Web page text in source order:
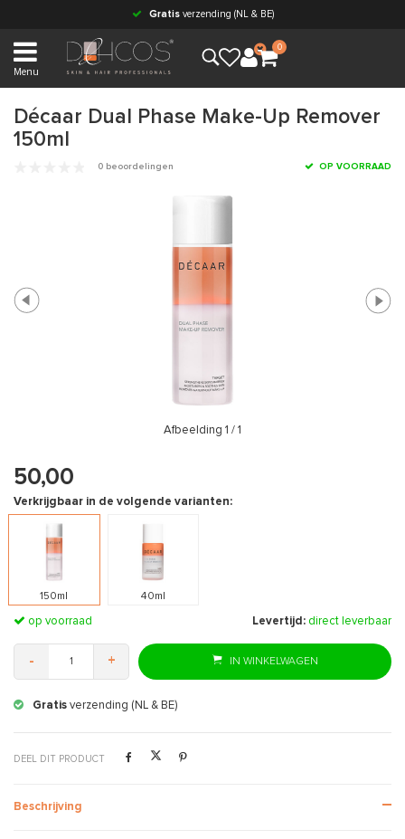
Gratisverzending (NL & BE)
Menu
0
Décaar Dual Phase Make-Up Remover
150ml
0 beoordelingen OP VOORRAAD
Afbeelding 1 / 1
50,00
Verkrijgbaar in de volgende varianten:
150ml 40ml
op voorraad Levertijd: direct leverbaar
- + IN WINKELWAGEN
Gratis verzending (NL & BE)
DEEL DIT PRODUCT
Beschrijving